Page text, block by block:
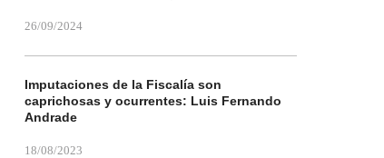
26/09/2024
Imputaciones de la Fiscalía son
caprichosas y ocurrentes: Luis Fernando
Andrade
18/08/2023